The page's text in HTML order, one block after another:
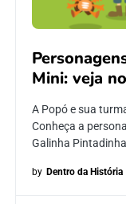
Mini: veja
A Popó e sua
Conheça a
Galinha
by Dentro da História